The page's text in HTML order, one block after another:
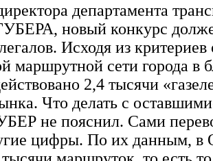
департамента
новый конкурс
Исходя из критериев
маршрутной сети города в
2,4 тысячи
Что делать с
не пояснил. Сами
цифры. По их данным, в